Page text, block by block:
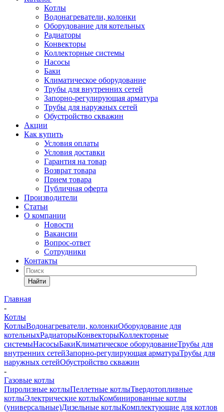
Котлы
Водонагреватели, колонки
Оборудование для котельных
Радиаторы
Конвекторы
Коллекторные системы
Насосы
Баки
Климатическое оборудование
Трубы для внутренних сетей
Запорно-регулирующая арматура
Трубы для наружных сетей
Обустройство скважин
Акции
Как купить
Условия оплаты
Условия доставки
Гарантия на товар
Возврат товара
Прием товара
Публичная оферта
Производители
Статьи
О компании
Новости
Вакансии
Вопрос-ответ
Сотрудники
Контакты
Найти
Главная
-
Котлы
КотлыВодонагреватели, колонкиОборудование для
котельныхРадиаторыКонвекторыКоллекторные
системыНасосыБакиКлиматическое оборудованиеТрубы для
внутренних сетейЗапорно-регулирующая арматураТрубы для
наружных сетейОбустройство скважин
-
Газовые котлы
Пиролизные котлыПеллетные котлыТвердотопливные
котлыЭлектрические котлыКомбинированные котлы
(универсальные)Дизельные котлыКомплектующие для котлов